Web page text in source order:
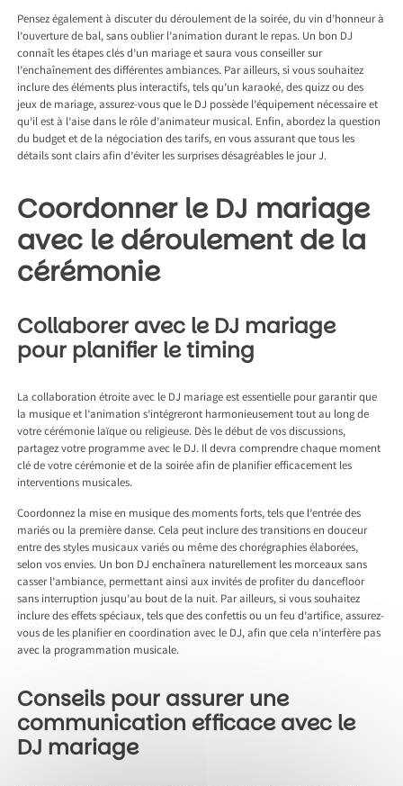
Pensez également à discuter du déroulement de la soirée, du vin d’honneur à
l’ouverture de bal, sans oublier l’animation durant le repas. Un bon DJ
connaît les étapes clés d’un mariage et saura vous conseiller sur
l’enchaînement des différentes ambiances. Par ailleurs, si vous souhaitez
inclure des éléments plus interactifs, tels qu’un karaoké, des quizz ou des
jeux de mariage, assurez-vous que le DJ possède l’équipement nécessaire et
qu’il est à l’aise dans le rôle d’animateur musical. Enfin, abordez la question
du budget et de la négociation des tarifs, en vous assurant que tous les
détails sont clairs afin d’éviter les surprises désagréables le jour J.
Coordonner le DJ mariage
avec le déroulement de la
cérémonie
Collaborer avec le DJ mariage
pour planifier le timing
La collaboration étroite avec le DJ mariage est essentielle pour garantir que
la musique et l’animation s’intégreront harmonieusement tout au long de
votre cérémonie laïque ou religieuse. Dès le début de vos discussions,
partagez votre programme avec le DJ. Il devra comprendre chaque moment
clé de votre cérémonie et de la soirée afin de planifier efficacement les
interventions musicales.
Coordonnez la mise en musique des moments forts, tels que l’entrée des
mariés ou la première danse. Cela peut inclure des transitions en douceur
entre des styles musicaux variés ou même des chorégraphies élaborées,
selon vos envies. Un bon DJ enchaînera naturellement les morceaux sans
casser l’ambiance, permettant ainsi aux invités de profiter du dancefloor
sans interruption jusqu’au bout de la nuit. Par ailleurs, si vous souhaitez
inclure des effets spéciaux, tels que des confettis ou un feu d’artifice, assurez-
vous de les planifier en coordination avec le DJ, afin que cela n’interfère pas
avec la programmation musicale.
Conseils pour assurer une
communication efficace avec le
DJ mariage